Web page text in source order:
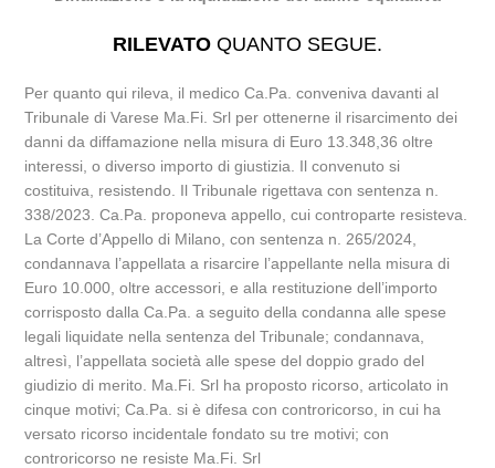
RILEVATO QUANTO SEGUE.
Per quanto qui rileva, il medico Ca.Pa. conveniva davanti al
Tribunale di Varese Ma.Fi. Srl per ottenerne il risarcimento dei
danni da diffamazione nella misura di Euro 13.348,36 oltre
interessi, o diverso importo di giustizia. Il convenuto si
costituiva, resistendo. Il Tribunale rigettava con sentenza n.
338/2023. Ca.Pa. proponeva appello, cui controparte resisteva.
La Corte d’Appello di Milano, con sentenza n. 265/2024,
condannava l’appellata a risarcire l’appellante nella misura di
Euro 10.000, oltre accessori, e alla restituzione dell’importo
corrisposto dalla Ca.Pa. a seguito della condanna alle spese
legali liquidate nella sentenza del Tribunale; condannava,
altresì, l’appellata società alle spese del doppio grado del
giudizio di merito. Ma.Fi. Srl ha proposto ricorso, articolato in
cinque motivi; Ca.Pa. si è difesa con controricorso, in cui ha
versato ricorso incidentale fondato su tre motivi; con
controricorso ne resiste Ma.Fi. Srl